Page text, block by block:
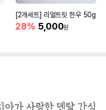
[2개세트] 리얼트릿 한우 50g
28% 5,000원